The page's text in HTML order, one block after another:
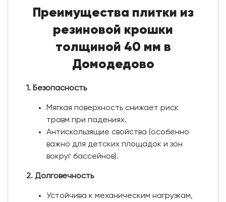
Преимущества плитки из
резиновой крошки
толщиной 40 мм в
Домодедово
1. Безопасность
Мягкая поверхность снижает риск
травм при падениях.
Антискользящие свойства (особенно
важно для детских площадок и зон
вокруг бассейнов).
2. Долговечность
Устойчива к механическим нагрузкам,